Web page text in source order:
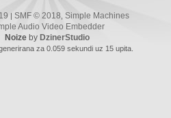
SMF © 2018 Simple Machines
Audio Video Embedder
Noize by DzinerStudio
za 0.059 sekundi uz 15 upita.